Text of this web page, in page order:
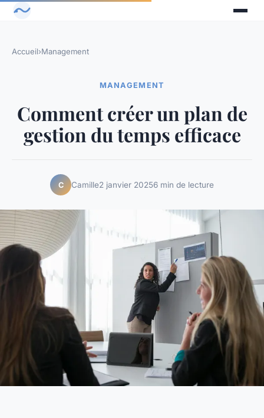
Accueil›Management
MANAGEMENT
Comment créer un plan de
gestion du temps efficace
C Camille2 janvier 20256 min de lecture